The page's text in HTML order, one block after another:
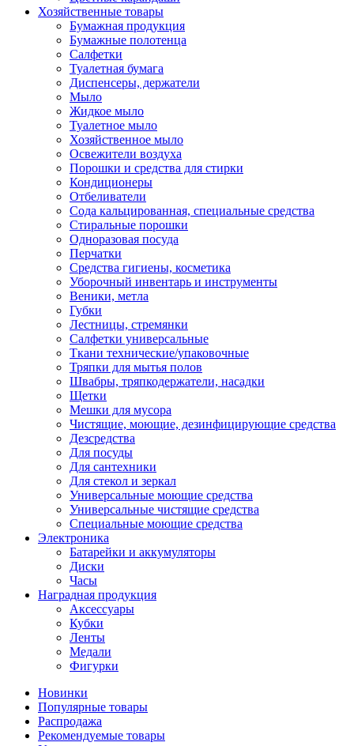
Хозяйственные товары
Бумажная продукция
Бумажные полотенца
Салфетки
Туалетная бумага
Диспенсеры, держатели
Мыло
Жидкое мыло
Туалетное мыло
Хозяйственное мыло
Освежители воздуха
Порошки и средства для стирки
Кондиционеры
Отбеливатели
Сода кальцированная, специальные средства
Стиральные порошки
Одноразовая посуда
Перчатки
Средства гигиены, косметика
Уборочный инвентарь и инструменты
Веники, метла
Губки
Лестницы, стремянки
Салфетки универсальные
Ткани технические/упаковочные
Тряпки для мытья полов
Швабры, тряпкодержатели, насадки
Щетки
Мешки для мусора
Чистящие, моющие, дезинфицирующие средства
Дезсредства
Для посуды
Для сантехники
Для стекол и зеркал
Универсальные моющие средства
Универсальные чистящие средства
Специальные моющие средства
Электроника
Батарейки и аккумуляторы
Диски
Часы
Наградная продукция
Аксессуары
Кубки
Ленты
Медали
Фигурки
Новинки
Популярные товары
Распродажа
Рекомендуемые товары